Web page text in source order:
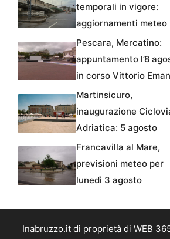
temporali in vigore:
aggiornamenti meteo
Pescara, Mercatino:
appuntamento l’8
in corso Vittorio
Martinsicuro,
inaugurazione
Adriatica: 5 agosto
Francavilla al Mare,
previsioni meteo per
lunedì 3 agosto
Inabruzzo.it di proprietà di WEB